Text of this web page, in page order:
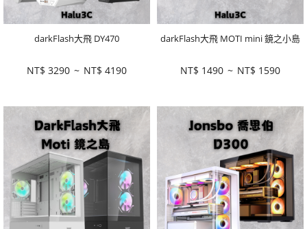
darkFlash大飛 DY470
NT$ 3290 ~ NT$ 4190
darkFlash大飛 MOTI mini 鏡之小島
NT$ 1490 ~ NT$ 1590